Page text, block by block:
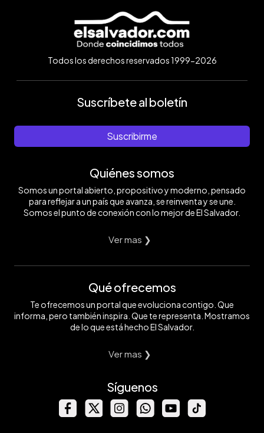
Todos los derechos reservados 1999-2026
Suscríbete al boletín
Suscribirme
Quiénes somos
Somos un portal abierto, propositivo y moderno, pensado
para reflejar a un país que avanza, se reinventa y se une.
Somos el punto de conexión con lo mejor de El Salvador.
Ver mas ❯
Qué ofrecemos
Te ofrecemos un portal que evoluciona contigo. Que
informa, pero también inspira. Que te representa. Mostramos
de lo que está hecho El Salvador.
Ver mas ❯
Síguenos